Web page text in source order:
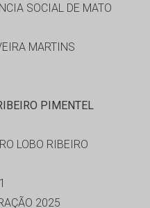
SOCIAL DE MATO
MARTINS
PIMENTEL
LOBO RIBEIRO
2025